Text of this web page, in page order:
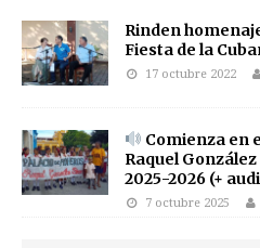
Rinden
Fiesta de la
17 octubre 2022
Comienza en
Raquel
2025-2026 (+
7 octubre 2025